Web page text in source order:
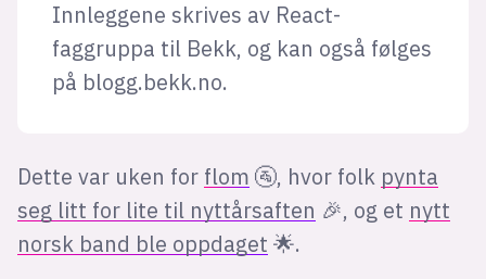
Innleggene skrives av React-
faggruppa til Bekk, og kan også følges
på blogg.bekk.no.
Dette var uken for flom 🚰, hvor folk pynta
seg litt for lite til nyttårsaften 🎉, og et nytt
norsk band ble oppdaget 🌟.